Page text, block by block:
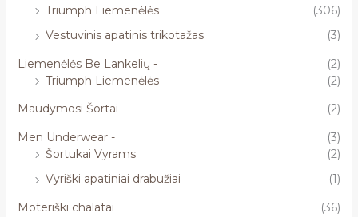
Triumph Liemenėlės
(306)
Vestuvinis apatinis trikotažas
(3)
Liemenėlės Be Lankelių -
(2)
Triumph Liemenėlės
(2)
Maudymosi Šortai
(2)
Men Underwear -
(3)
Šortukai Vyrams
(2)
Vyriški apatiniai drabužiai
(1)
Moteriški chalatai
(36)